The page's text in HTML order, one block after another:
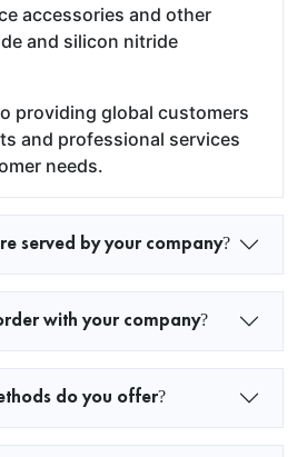
accessories and other
and silicon nitride
providing global customers
and professional services
needs.
served by your company?
with your company?
do you offer?